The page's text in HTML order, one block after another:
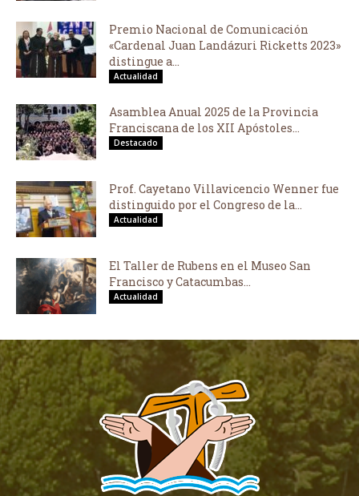
Premio Nacional de Comunicación
«Cardenal Juan Landázuri Ricketts 2023»
distingue a...
Actualidad
Asamblea Anual 2025 de la Provincia
Franciscana de los XII Apóstoles...
Destacado
Prof. Cayetano Villavicencio Wenner fue
distinguido por el Congreso de la...
Actualidad
El Taller de Rubens en el Museo San
Francisco y Catacumbas...
Actualidad